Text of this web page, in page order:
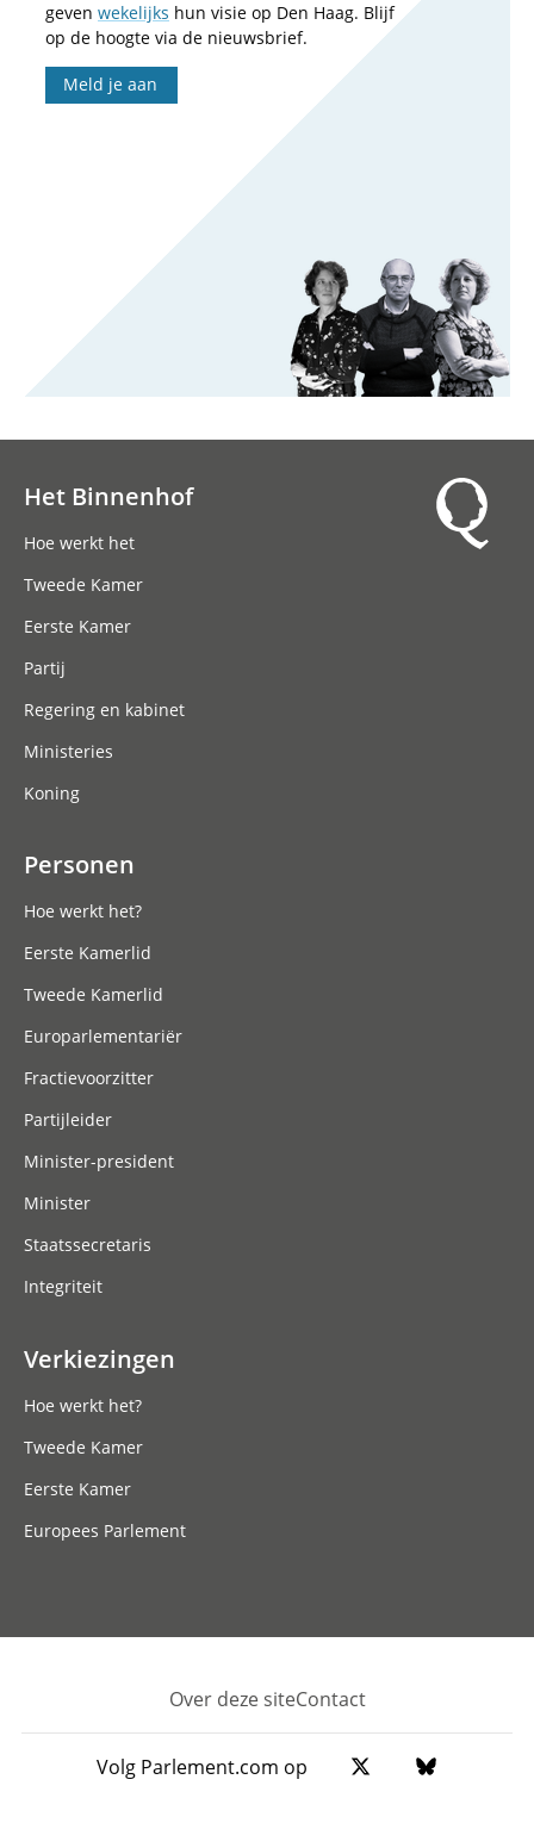
geven wekelijks hun visie op Den Haag. Blijf
op de hoogte via de nieuwsbrief.
Meld je aan
Het Binnenhof
Hoe werkt het
Tweede Kamer
Eerste Kamer
Partij
Regering en kabinet
Ministeries
Koning
Personen
Hoe werkt het?
Eerste Kamerlid
Tweede Kamerlid
Europarlementariër
Fractievoorzitter
Partijleider
Minister-president
Minister
Staatssecretaris
Integriteit
Verkiezingen
Hoe werkt het?
Tweede Kamer
Eerste Kamer
Europees Parlement
Footer
Over deze siteContact
Volg Parlement.com op